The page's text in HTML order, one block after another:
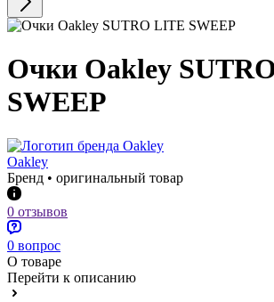
Очки Oakley
SWEEP
Oakley
Бренд • оригинальный товар
0 отзывов
0 вопрос
О товаре
Перейти к описанию